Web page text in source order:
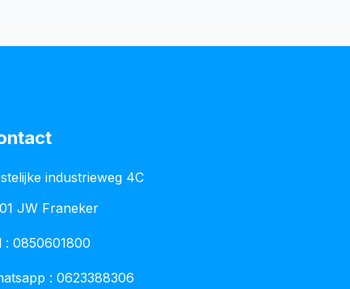
industrieweg 4C
JW Franeker
: 0850601800
: 0623388306